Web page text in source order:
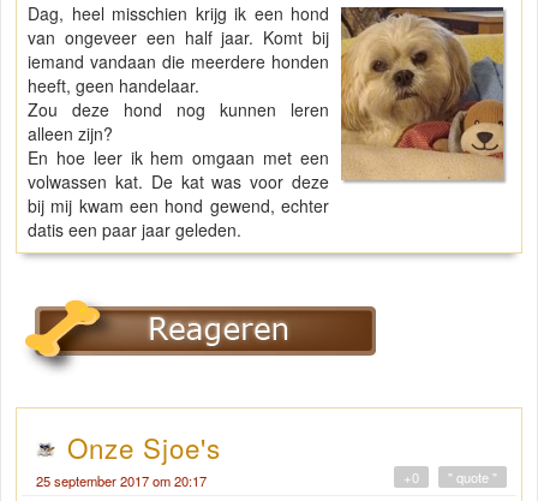
Dag, heel misschien krijg ik een hond
van ongeveer een half jaar. Komt bij
iemand vandaan die meerdere honden
heeft, geen handelaar.
Zou deze hond nog kunnen leren
alleen zijn?
En hoe leer ik hem omgaan met een
volwassen kat. De kat was voor deze
bij mij kwam een hond gewend, echter
datis een paar jaar geleden.
Onze Sjoe's
25 september 2017 om 20:17 " quote "
+0